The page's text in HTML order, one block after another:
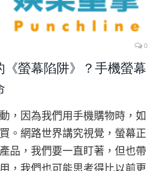
0
《螢幕陷阱》？手機螢幕
，因為我們用手機購物時，如
。網路世界講究視覺，螢幕正
品，我們要一直盯著，但也帶